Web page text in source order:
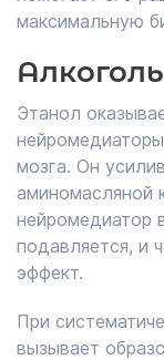
максимальную
Этанол
мозга. Он
аминомасляной
нейромедиатор
подавляется, и
эффект.
При
вызывает